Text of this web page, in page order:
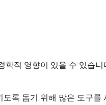
적 영향이 있을 수 있습
록 돕기 위해 많은 도구